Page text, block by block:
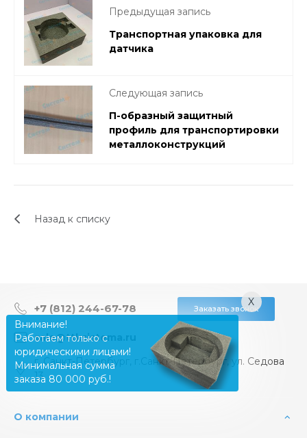
Предыдущая запись
Транспортная упаковка для
датчика
Следующая запись
П-образный защитный
профиль для транспортировки
металлоконструкций
Назад к списку
+7 (812) 244-67-78 Заказать звонок
sale@ttksistema.ru
г. Санкт-Петербург, г.Санкт-Петербург, ул. Седова
13
О компании
X
Внимание!
Работаем только с
юридическими лицами!
Минимальная сумма
заказа 80 000 руб.!